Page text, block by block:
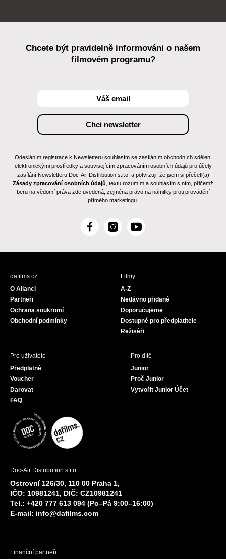
Chcete být pravidelně informováni o našem
filmovém programu?
Odesláním registrace k Newsletteru souhlasím se zasíláním obchodních sdělení
elektronickými prostředky a souvisejícím zpracováním osobních údajů pro účely
zasílání Newsletteru Doc-Air Distribution s.r.o. a potvrzuji, že jsem si přečetl(a)
Zásady zpracování osobních údajů , textu rozumím a souhlasím s ním, přičemž
beru na vědomí práva zde uvedená, zejména právo na námitky proti provádění
přímého marketingu.
F
c
I
s
Y
u
dafilms.cz
O Alianci
Partneři
Ochrana soukromí
Obchodní podmínky
Filmy
A-Z
Nedávno přidané
Doporučujeme
Dostupné pro předplatitele
Režiséři
Pro uživatele
Předplatné
Voucher
Darovat
FAQ
Pro dítě
Junior
Proč Junior
Vytvořit Junior Účet
Doc-Air Distribution s.r.o.
Ostrovní 126/30, 110 00 Praha 1,
IČO: 10981241, DIČ: CZ10981241
Tel.: +420 777 613 094 (Po–Pá 9:00–16:00)
E-mail: info@dafilms.com
Finanční partneři